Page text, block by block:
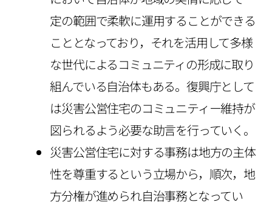
定の範囲で柔軟に運用することができる
こととなっており，それを活用して多様
な世代によるコミュニティの形成に取り
組んでいる自治体もある。復興庁として
は災害公営住宅のコミュニティー維持が
図られるよう必要な助言を行っていく。
災害公営住宅に対する事務は地方の主体
性を尊重するという立場から，順次，地
方分権が進められ自治事務となってい